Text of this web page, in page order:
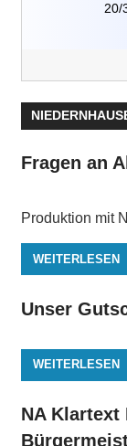
20/
Fragen an
Produktion mit
WEITERLESEN
Unser
WEITERLESEN
NA